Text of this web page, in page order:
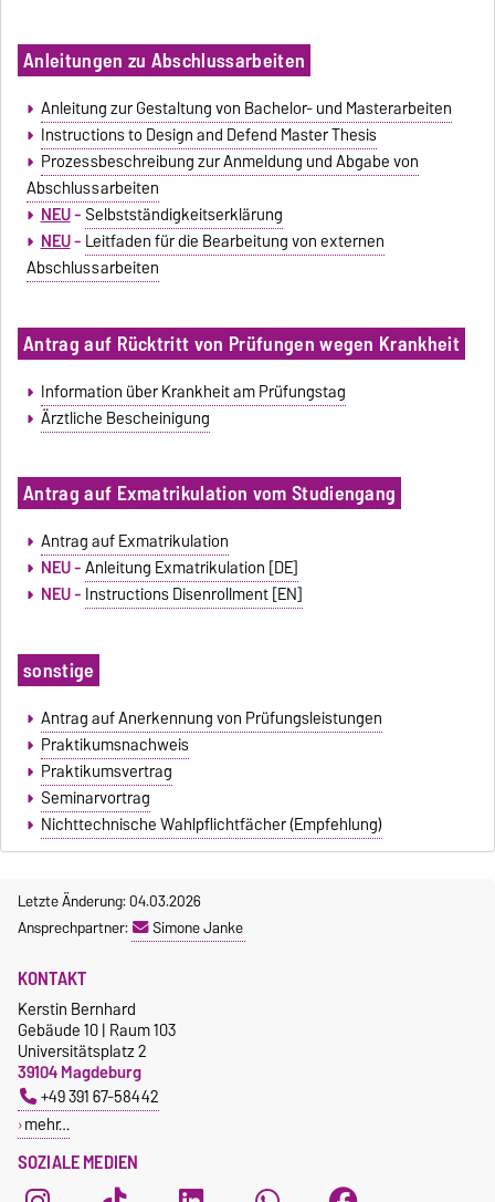
Anleitungen zu Abschlussarbeiten
Anleitung zur Gestaltung von Bachelor- und Masterarbeiten
Instructions to Design and Defend Master Thesis
Prozessbeschreibung zur Anmeldung und Abgabe von
Abschlussarbeiten
NEU- Selbstständigkeitserklärung
NEU- Leitfaden für die Bearbeitung von externen
Abschlussarbeiten
Antrag auf Rücktritt von Prüfungen wegen Krankheit
Information über Krankheit am Prüfungstag
Ärztliche Bescheinigung
Antrag auf Exmatrikulation vom Studiengang
Antrag auf Exmatrikulation
NEU -Anleitung Exmatrikulation [DE]
NEU - Instructions Disenrollment [EN]
sonstige
Antrag auf Anerkennung von Prüfungsleistungen
Praktikumsnachweis
Praktikumsvertrag
Seminarvortrag
Nichttechnische Wahlpflichtfächer (Empfehlung)
Letzte Änderung: 04.03.2026
Ansprechpartner:
Simone Janke
SOZIALE MEDIEN
KONTAKT
Kerstin Bernhard
Gebäude 10 | Raum 103
Universitätsplatz 2
39104 Magdeburg
+49 391 67-58442
mehr…